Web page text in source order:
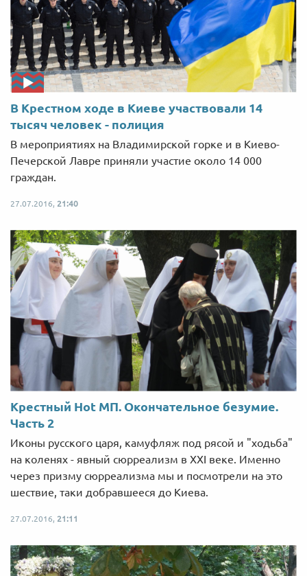
В Крестном ходе в Киеве участвовали 14
тысяч человек - полиция
В мероприятиях на Владимирской горке и в Киево-
Печерской Лавре приняли участие около 14 000
граждан.
27.07.2016, 21:40
Крестный Hot МП. Окончательное безумие.
Часть 2
Иконы русского царя, камуфляж под рясой и "ходьба"
на коленях - явный сюрреализм в ХХІ веке. Именно
через призму сюрреализма мы и посмотрели на это
шествие, таки добравшееся до Киева.
27.07.2016, 21:11